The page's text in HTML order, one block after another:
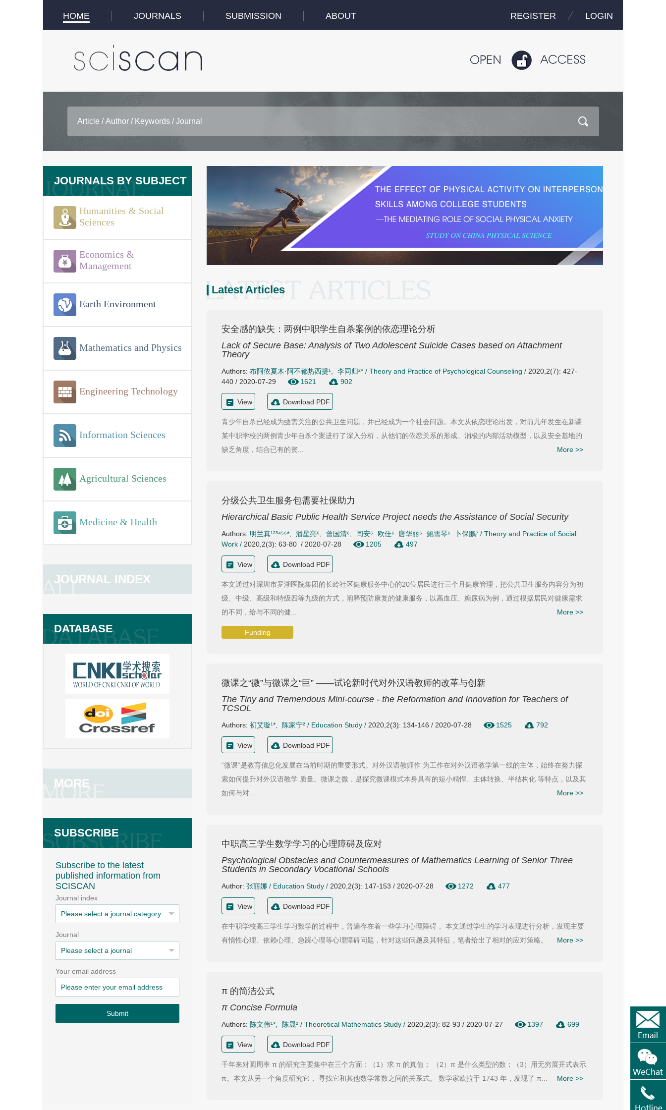
HOME JOURNALS SUBMISSION ABOUT REGISTER LOGIN
JOURNALS BY SUBJECT
Humanities & Social
Sciences
Economics &
Management
Earth Environment
Mathematics and Physics
Engineering Technology
Information Sciences
Agricultural Sciences
Medicine & Health
JOURNAL INDEX
DATABASE
MORE
SUBSCRIBE
Subscribe to the latest
published information from
SCISCAN
Journal index
Journal
Your email address
Submit
Latest Articles
安全感的缺失：两例中职学生自杀案例的依恋理论分析
Lack of Secure Base: Analysis of Two Adolescent Suicide Cases based on Attachment
Theory
Authors: 布阿依夏木·阿不都热西提¹ 李同归²*/ Theory and Practice of Psychological Counseling / 2020,2(7): 427-
440 / 2020-07-29
1621 902
View Download PDF
青少年自杀已经成为亟需关注的公共卫生问题，并已经成为一个社会问题。本文从依恋理论出发，对前几年发生在新疆
某中职学校的两例青少年自杀个案进行了深入分析，从他们的依恋关系的形成、消极的内部活动模型，以及安全基地的
缺乏角度，结合已有的资...
More >>
分级公共卫生服务包需要社保助力
Hierarchical Basic Public Health Service Project needs the Assistance of Social Security
Authors: 明兰真¹²³⁴⁵⁶* 潘星亮⁶ 曾国清⁶ 闫安⁶ 欧佳⁶ 唐华丽⁶ 鲍雪琴⁶ 卜保鹏⁷ /Theory and Practice of Social
Work / 2020,2(3): 63-80 / 2020-07-28 1205 497
View Download PDF
本文通过对深圳市罗湖医院集团的长岭社区健康服务中心的20位居民进行三个月健康管理，把公共卫生服务内容分为初
级、中级、高级和特级四等九级的方式，阐释预防康复的健康服务，以高血压、糖尿病为例，通过根据居民对健康需求
的不同，给与不同的健...
More >>
Funding
微课之“微”与微课之“巨” ——试论新时代对外汉语教师的改革与创新
The Tiny and Tremendous Mini-course - the Reformation and Innovation for Teachers of
TCSOL
Authors: 初艾璇¹* 陈家宁²/ Education Study/ 2020,2(3): 134-146 / 2020-07-28 1525 792
View Download PDF
“微课”是教育信息化发展在当前时期的重要形式。对外汉语教师作 为工作在对外汉语教学第一线的主体，始终在努力探
索如何提升对外汉语教学 质量。微课之微，是探究微课模式本身具有的短小精悍、主体转换、半结构化 等特点，以及其
如何与对...
More >>
中职高三学生数学学习的心理障碍及应对
Psychological Obstacles and Countermeasures of Mathematics Learning of Senior Three
Students in Secondary Vocational Schools
Author: 张丽娜 / Education Study / 2020,2(3): 147-153 / 2020-07-28 1272 477
View Download PDF
在中职学校高三学生学习数学的过程中，普遍存在着一些学习心理障碍， 本文通过学生的学习表现进行分析，发现主要
有惰性心理、依赖心理、急躁心理等心理障碍问题，针对这些问题及其特征，笔者给出了相对的应对策略。
More >>
π 的简洁公式
π Concise Formula
Authors: 陈文伟¹* 陈晟²/ Theoretical Mathematics Study/ 2020,2(3): 82-93 / 2020-07-27 1397 699
View Download PDF
千年来对圆周率 π 的研究主要集中在三个方面：（1）求 π 的真值； （2）π 是什么类型的数；（3）用无穷展开式表示
π。本文从另一个角度研究它， 寻找它和其他数学常数之间的关系式。 数学家欧拉于 1743 年，发现了 π...
More >>